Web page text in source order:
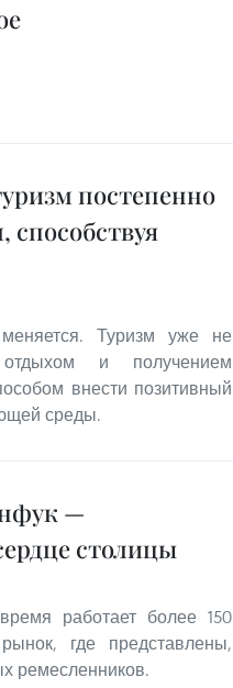
постепенно
способствуя
Туризм уже не
отдыхом и получением
внести позитивный
среды.
—
столицы
работает более 150
где представлены,
ремесленников.